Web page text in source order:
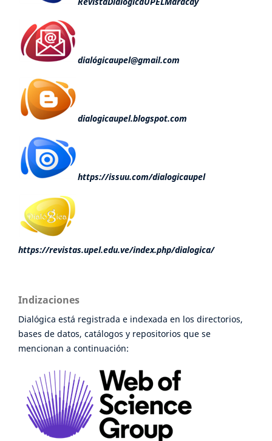
dialógicaupel@gmail.com
dialogicaupel.blogspot.com
https://issuu.com/dialogicaupel
https://revistas.upel.edu.ve/index.php/dialogica/
Indizaciones
Dialógica está registrada e indexada en los directorios,
bases de datos, catálogos y repositorios que se
mencionan a continuación: